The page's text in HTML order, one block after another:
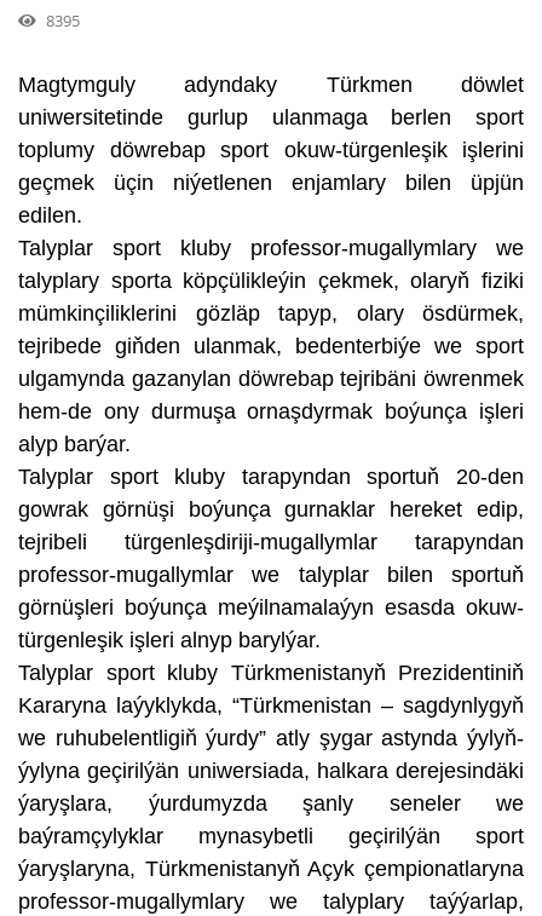
8395
Magtymguly adyndaky Türkmen döwlet
uniwersitetinde gurlup ulanmaga berlen sport
toplumy döwrebap sport okuw-türgenleşik işlerini
geçmek üçin niýetlenen enjamlary bilen üpjün
edilen.
Talyplar sport kluby professor-mugallymlary we
talyplary sporta köpçülikleýin çekmek, olaryň fiziki
mümkinçiliklerini gözläp tapyp, olary ösdürmek,
tejribede giňden ulanmak, bedenterbiýe we sport
ulgamynda gazanylan döwrebap tejribäni öwrenmek
hem-de ony durmuşa ornaşdyrmak boýunça işleri
alyp barýar.
Talyplar sport kluby tarapyndan sportuň 20-den
gowrak görnüşi boýunça gurnaklar hereket edip,
tejribeli türgenleşdiriji-mugallymlar tarapyndan
professor-mugallymlar we talyplar bilen sportuň
görnüşleri boýunça meýilnamalaýyn esasda okuw-
türgenleşik işleri alnyp barylýar.
Talyplar sport kluby Türkmenistanyň Prezidentiniň
Kararyna laýyklykda, “Türkmenistan – sagdynlygyň
we ruhubelentligiň ýurdy” atly şygar astynda ýylyň-
ýylyna geçirilýän uniwersiada, halkara derejesindäki
ýaryşlara, ýurdumyzda şanly seneler we
baýramçylyklar mynasybetli geçirilýän sport
ýaryşlaryna, Türkmenistanyň Açyk çempionatlaryna
professor-mugallymlary we talyplary taýýarlap,